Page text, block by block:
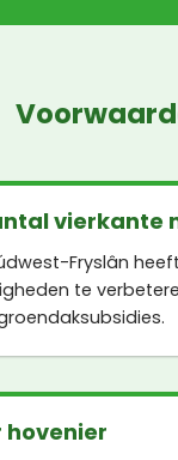
vierkante
Fryslân
te
hovenier